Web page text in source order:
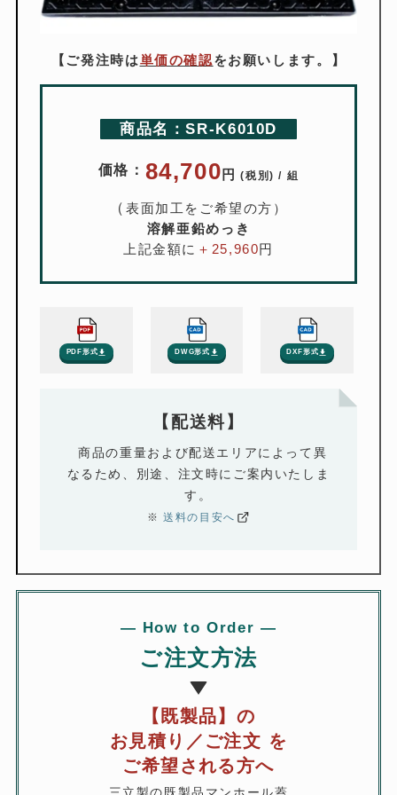
技術資料
企業情報
外部サイト
プライバシーポリシー 特定商取引法に基づく表記
確かな品質で信頼を築き
株式会社 三立
各種マンホール蓋の販売
用途に合わせた荷重設計
With Years of Expertise and Trust
Sales of Various
Custom Load Design
SANRITSU Co., Ltd.
【ご発注時は単価の確認をお願いします。】
商品名：SR-K6010D
価格： 84,700 円 (税別) / 組
（ 表面加工をご希望の方）
溶解亜鉛めっき
上記金額に ＋ 25,960円
PDF形式 DWG形式 DXF形式
【 配送料 】
商品の重量および配送エリアによって異
なるため、 別途、注文時にご案内いたしま
す。
※送料の目安へ
― How to Order ―
ご注文方法
【既製品】 の
お見積り／ご注文 を
ご希望される方へ